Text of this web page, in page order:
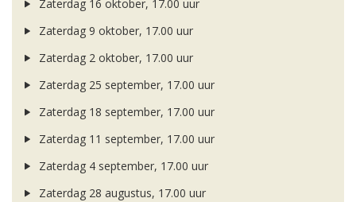
Zaterdag 16 oktober, 17.00 uur
Zaterdag 9 oktober, 17.00 uur
Zaterdag 2 oktober, 17.00 uur
Zaterdag 25 september, 17.00 uur
Zaterdag 18 september, 17.00 uur
Zaterdag 11 september, 17.00 uur
Zaterdag 4 september, 17.00 uur
Zaterdag 28 augustus, 17.00 uur